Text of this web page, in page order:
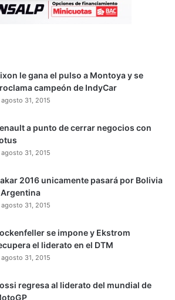
le gana el pulso a Montoya y se
campeón de IndyCar
agosto 31, 2015
a punto de cerrar negocios con
agosto 31, 2015
2016 unicamente pasará por Bolivia
agosto 31, 2015
se impone y Ekstrom
el liderato en el DTM
agosto 31, 2015
regresa al liderato del mundial de